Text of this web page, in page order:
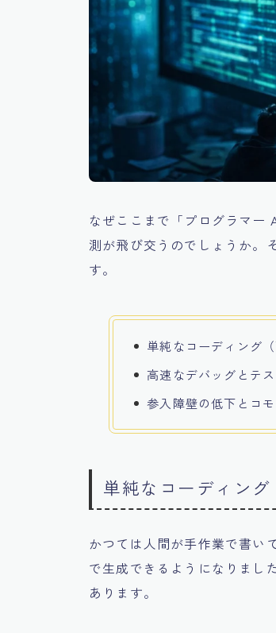
なぜここまで「プログラマー
測が飛び交うのでしょうか。
す。
単純なコーディング
高速なデバッグとテ
参入障壁の低下とコ
単純なコーディン
かつては人間が手作業で書い
で生成できるようになりまし
あります。